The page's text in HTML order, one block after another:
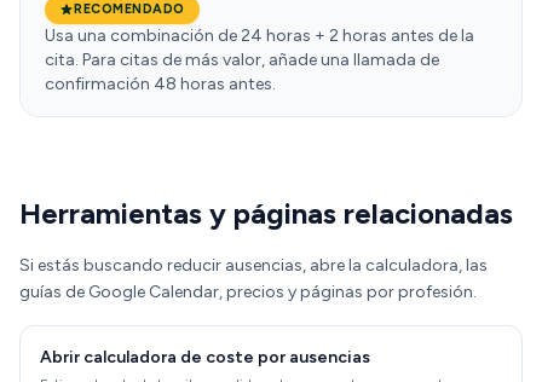
RECOMENDADO
Usa una combinación de 24 horas + 2 horas antes de la
cita. Para citas de más valor, añade una llamada de
confirmación 48 horas antes.
Herramientas y páginas relacionadas
Si estás buscando reducir ausencias, abre la calculadora, las
guías de Google Calendar, precios y páginas por profesión.
Abrir calculadora de coste por ausencias